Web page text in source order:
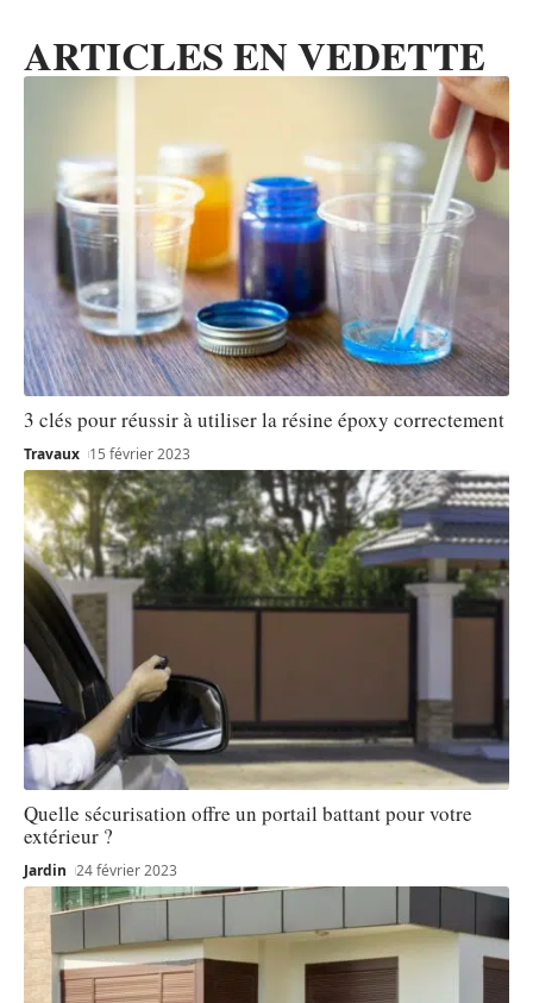
ARTICLES EN VEDETTE
3 clés pour réussir à utiliser la résine époxy correctement
Travaux 15 février 2023
Quelle sécurisation offre un portail battant pour votre
extérieur ?
Jardin 24 février 2023